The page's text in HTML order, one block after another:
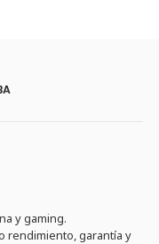
y gaming.
rendimiento, garantía y